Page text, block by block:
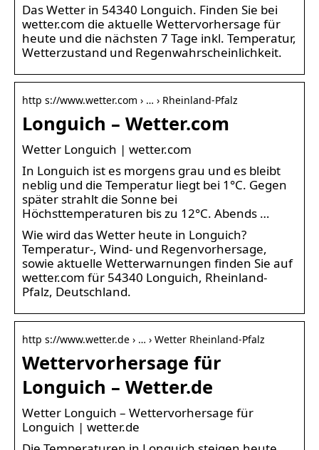
Das Wetter in 54340 Longuich. Finden Sie bei
wetter.com die aktuelle Wettervorhersage für
heute und die nächsten 7 Tage inkl. Temperatur,
Wetterzustand und Regenwahrscheinlichkeit.
http s://www.wetter.com › … › Rheinland-Pfalz
Longuich – Wetter.com
Wetter Longuich | wetter.com
In Longuich ist es morgens grau und es bleibt
neblig und die Temperatur liegt bei 1°C. Gegen
später strahlt die Sonne bei
Höchsttemperaturen bis zu 12°C. Abends …
Wie wird das Wetter heute in Longuich?
Temperatur-, Wind- und Regenvorhersage,
sowie aktuelle Wetterwarnungen finden Sie auf
wetter.com für 54340 Longuich, Rheinland-
Pfalz, Deutschland.
http s://www.wetter.de › … › Wetter Rheinland-Pfalz
Wettervorhersage für
Longuich – Wetter.de
Wetter Longuich – Wettervorhersage für
Longuich | wetter.de